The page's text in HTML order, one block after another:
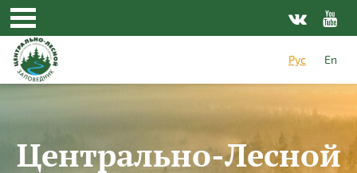
Перейти к основному содержанию
Рус
En
Центрально-Лесной